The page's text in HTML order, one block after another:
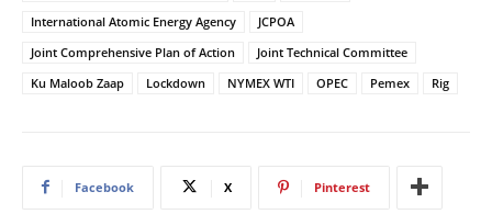
International Atomic Energy Agency
JCPOA
Joint Comprehensive Plan of Action
Joint Technical Committee
Ku Maloob Zaap
Lockdown NYMEX WTI OPEC Pemex Rig
Facebook X Pinterest